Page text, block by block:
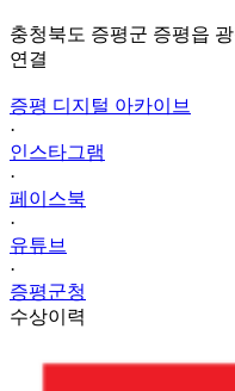
충청북도 증평군 증평읍
연결
증평 디지털 아카이브
·
인스타그램
·
페이스북
·
유튜브
·
증평군청
수상이력